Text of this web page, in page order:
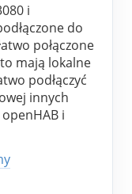
i
do
połączone
mają lokalne
podłączyć
innych
i